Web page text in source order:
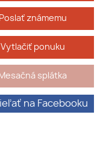
Poslať známemu
Vytlačiť ponuku
Mesačná splátka
na Facebooku